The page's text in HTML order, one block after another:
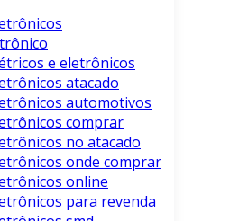
e eletrônicos
atacado
automotivos
comprar
no atacado
onde comprar
online
para revenda